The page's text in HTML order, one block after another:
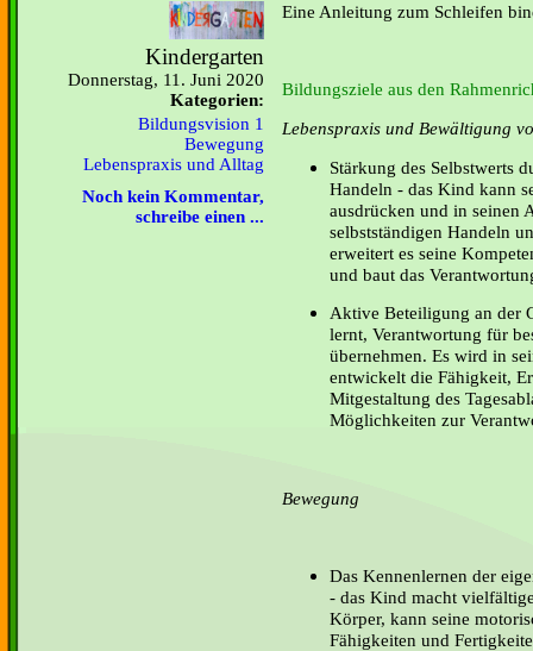
Kindergarten
Donnerstag, 11. Juni 2020
Kategorien:
Bildungsvision 1
Bewegung
Lebenspraxis und Alltag
Noch kein Kommentar,
schreibe einen ...
Eine Anleitung zum Schleifen
Bildungsziele aus den
Lebenspraxis und Bewältigung
Stärkung des Selbstwerts
Handeln - das Kind kann
ausdrücken und in seinen
selbstständigen Handeln
erweitert es seine
und baut das
Aktive Beteiligung an der
lernt, Verantwortung für
übernehmen. Es wird in
entwickelt die Fähigkeit,
Mitgestaltung des
Möglichkeiten zur
Bewegung
Das Kennenlernen der
- das Kind macht
Körper, kann seine
Fähigkeiten und